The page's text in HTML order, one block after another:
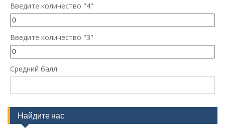
Введите количество "4"
Введите количество "3"
Средний балл:
Найдите нас